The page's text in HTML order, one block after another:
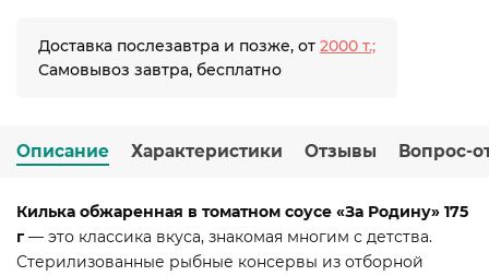
Доставка послезавтра и позже, от 2000 т.;
Самовывоз завтра, бесплатно
Описание Характеристики Отзывы Вопрос-
Килька обжаренная в томатном соусе «За Родину» 175
г — это классика вкуса, знакомая многим с детства.
Стерилизованные рыбные консервы из отборной